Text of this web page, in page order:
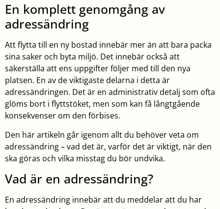
En komplett genomgång av
adressändring
Att flytta till en ny bostad innebär mer än att bara packa
sina saker och byta miljö. Det innebär också att
säkerställa att ens uppgifter följer med till den nya
platsen. En av de viktigaste delarna i detta är
adressändringen. Det är en administrativ detalj som ofta
glöms bort i flyttstöket, men som kan få långtgående
konsekvenser om den förbises.
Den här artikeln går igenom allt du behöver veta om
adressändring – vad det är, varför det är viktigt, när den
ska göras och vilka misstag du bör undvika.
Vad är en adressändring?
En adressändring innebär att du meddelar att du har